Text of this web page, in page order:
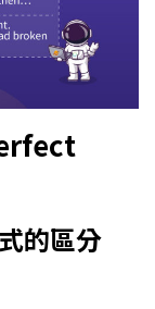
的區分